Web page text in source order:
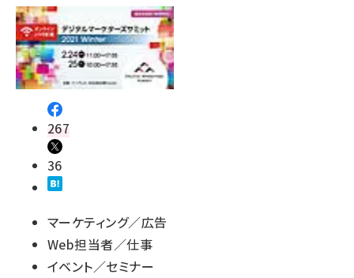
267
36
マーケティング／広告
Web担当者／仕事
イベント／セミナー